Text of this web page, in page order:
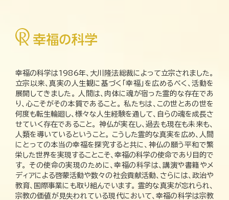
幸福の科学は1986年、大川隆法総裁によって立宗されました。
立宗以来、真実の人生観に基づく「幸福」を広めるべく、活動を
展開してきました。 人間は、肉体に魂が宿った霊的な存在であ
り、心こそがその本質であること。 私たちは、この世とあの世を
何度も転生輪廻し、様々な人生経験を通して、自らの魂を成長さ
せていく存在であること。 神仏が実在し、過去も現在も未来も、
人類を導いているということ。 こうした霊的な真実を広め、人間
にとっての本当の幸福を探究すると共に、神仏の願う平和で繁
栄した世界を実現することこそ、幸福の科学の使命であり目的で
す。 その使命の実現のために、幸福の科学は、講演や書籍やメ
ディアによる啓蒙活動や数々の社会貢献活動、さらには、政治や
教育、国際事業にも取り組んでいます。 霊的な真実が忘れられ、
宗教の価値が見失われている現代において、幸福の科学は宗教